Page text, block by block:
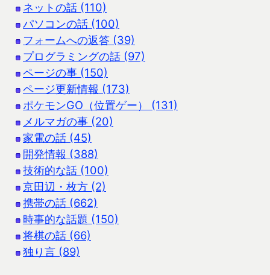
ネットの話 (110)
パソコンの話 (100)
フォームへの返答 (39)
プログラミングの話 (97)
ページの事 (150)
ページ更新情報 (173)
ポケモンGO（位置ゲー） (131)
メルマガの事 (20)
家電の話 (45)
開発情報 (388)
技術的な話 (100)
京田辺・枚方 (2)
携帯の話 (662)
時事的な話題 (150)
将棋の話 (66)
独り言 (89)